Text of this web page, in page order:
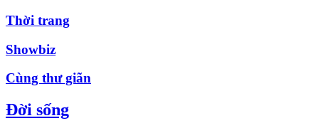
Thời trang
Showbiz
Cùng thư giãn
Đời sống